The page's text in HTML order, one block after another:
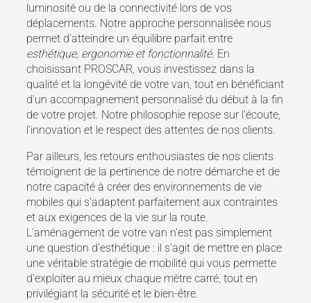
luminosité ou de la connectivité lors de vos
déplacements. Notre approche personnalisée nous
permet d'atteindre un équilibre parfait entre
esthétique, ergonomie et fonctionnalité. En
choisissant PROSCAR, vous investissez dans la
qualité et la longévité de votre van, tout en bénéficiant
d'un accompagnement personnalisé du début à la fin
de votre projet. Notre philosophie repose sur l'écoute,
l'innovation et le respect des attentes de nos clients.
Par ailleurs, les retours enthousiastes de nos clients
témoignent de la pertinence de notre démarche et de
notre capacité à créer des environnements de vie
mobiles qui s'adaptent parfaitement aux contraintes
et aux exigences de la vie sur la route.
L'aménagement de votre van n'est pas simplement
une question d'esthétique : il s'agit de mettre en place
une véritable stratégie de mobilité qui vous permette
d'exploiter au mieux chaque mètre carré, tout en
privilégiant la sécurité et le bien-être.